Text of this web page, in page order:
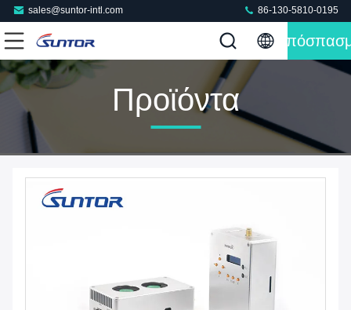
sales@suntor-intl.com 86-130-5810-0195
Προϊόντα